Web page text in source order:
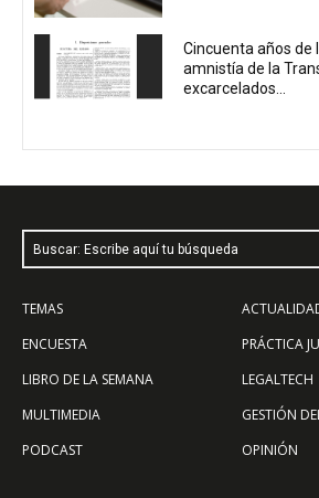
Cincuenta años de
amnistía de la
excarcelados...
Buscar: Escribe aquí tu búsqueda
TEMAS
ENCUESTA
LIBRO DE LA SEMANA
MULTIMEDIA
PODCAST
PRÁCTICA
LEGALTECH
GESTIÓN
OPINIÓN